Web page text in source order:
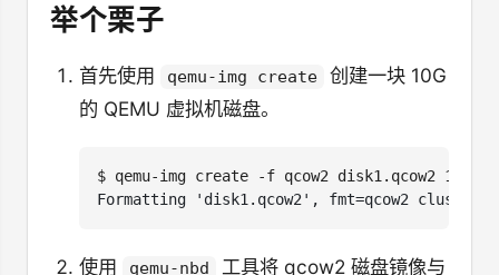
举个栗子
首先使用 qemu-img create
创建一块 10G
的 QEMU 虚拟机磁盘。
$
使用 qemu-nbd 工具将 qcow2 磁盘镜像与